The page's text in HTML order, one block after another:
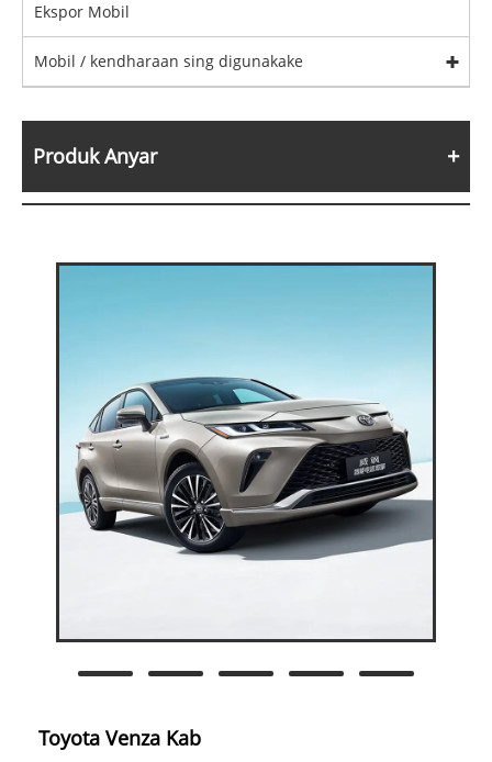
Ekspor Mobil
Mobil / kendharaan sing digunakake
Produk Anyar
Toyota Venza Kab